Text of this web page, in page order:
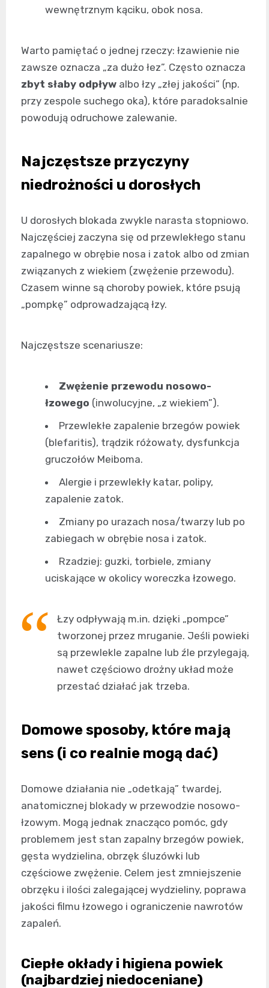
wewnętrznym kąciku, obok nosa.
Warto pamiętać o jednej rzeczy: łzawienie nie
zawsze oznacza „za dużo łez”. Często oznacza
zbyt słaby odpływ albo łzy „złej jakości” (np.
przy zespole suchego oka), które paradoksalnie
powodują odruchowe zalewanie.
Najczęstsze przyczyny
niedrożności u dorosłych
U dorosłych blokada zwykle narasta stopniowo.
Najczęściej zaczyna się od przewlekłego stanu
zapalnego w obrębie nosa i zatok albo od zmian
związanych z wiekiem (zwężenie przewodu).
Czasem winne są choroby powiek, które psują
„pompkę” odprowadzającą łzy.
Najczęstsze scenariusze:
Zwężenie przewodu nosowo-
łzowego (inwolucyjne, „z wiekiem”).
Przewlekłe zapalenie brzegów powiek
(blefaritis), trądzik różowaty, dysfunkcja
gruczołów Meiboma.
Alergie i przewlekły katar, polipy,
zapalenie zatok.
Zmiany po urazach nosa/twarzy lub po
zabiegach w obrębie nosa i zatok.
Rzadziej: guzki, torbiele, zmiany
uciskające w okolicy woreczka łzowego.
Łzy odpływają m.in. dzięki „pompce”
tworzonej przez mruganie. Jeśli powieki
są przewlekle zapalne lub źle przylegają,
nawet częściowo drożny układ może
przestać działać jak trzeba.
Domowe sposoby, które mają
sens (i co realnie mogą dać)
Domowe działania nie „odetkają” twardej,
anatomicznej blokady w przewodzie nosowo-
łzowym. Mogą jednak znacząco pomóc, gdy
problemem jest stan zapalny brzegów powiek,
gęsta wydzielina, obrzęk śluzówki lub
częściowe zwężenie. Celem jest zmniejszenie
obrzęku i ilości zalegającej wydzieliny, poprawa
jakości filmu łzowego i ograniczenie nawrotów
zapaleń.
Ciepłe okłady i higiena powiek
(najbardziej niedoceniane)